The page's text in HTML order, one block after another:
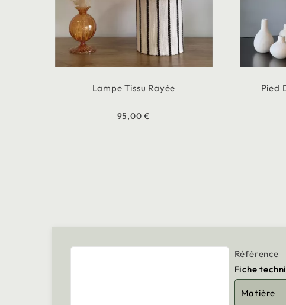
Lampe Tissu Rayée
95,00 €
Pied
Référence
Fiche
Matière